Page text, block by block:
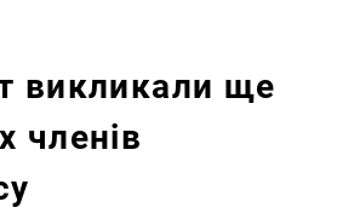
викликали ще
членів